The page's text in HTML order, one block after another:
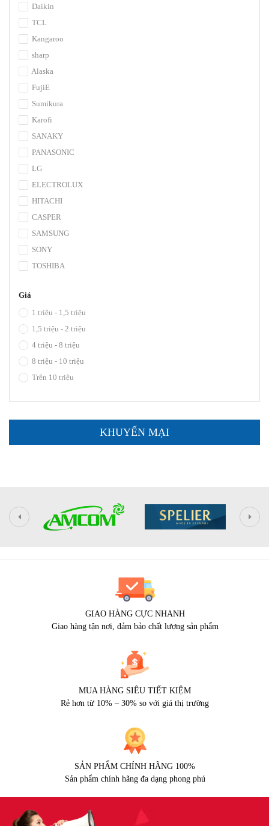
Daikin
TCL
Kangaroo
sharp
Alaska
FujiE
Sumikura
Karofi
SANAKY
PANASONIC
LG
ELECTROLUX
HITACHI
CASPER
SAMSUNG
SONY
TOSHIBA
Giá
1 triệu - 1,5 triệu
1,5 triệu - 2 triệu
4 triệu - 8 triệu
8 triệu - 10 triệu
Trên 10 triệu
KHUYẾN MẠI
GIAO HÀNG CỰC NHANH
Giao hàng tận nơi, đảm bảo chất lượng sản phẩm
MUA HÀNG SIÊU TIẾT KIỆM
Rẻ hơn từ 10% – 30% so với giá thị trường
SẢN PHẨM CHÍNH HÃNG 100%
Sản phẩm chính hãng đa dạng phong phú